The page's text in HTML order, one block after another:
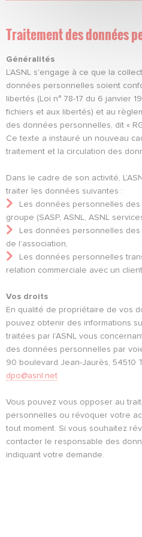
Traitement des données
Généralités
L’ASNL s'engage à ce que la
données personnelles soient
libertés (Loi n° 78-17 du 6 janvier
fichiers et aux libertés) et au
des données personnelles, dit «
Ce texte a instauré un nouveau
traitement et la circulation des
Dans le cadre de son activité,
traiter les données suivantes :
Les données personnelles
groupe (SASP, ASNL, ASNL
Les données personnelles
de l’association,
Les données personnelles
relation commerciale avec un
Vos droits
En qualité de propriétaire de vos
pouvez obtenir des informations
traitées par l’ASNL vous
des données personnelles par
90 boulevard Jean-Jaurès, 54510
dpo@asnl.net
Vous pouvez vous opposer au
personnelles ou révoquer votre
tout moment. Si vous souhaitez
contacter le responsable des
indiquant votre demande.